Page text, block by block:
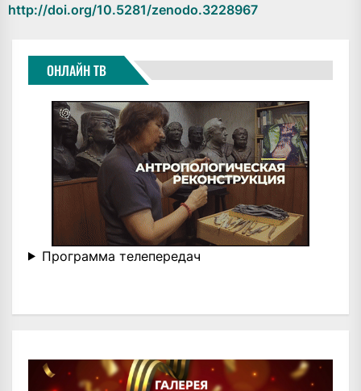
http://doi.org/10.5281/zenodo.3228967
ОНЛАЙН ТВ
Программа телепередач